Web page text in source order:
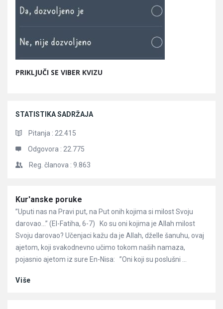
PRIKLJUČI SE VIBER KVIZU
STATISTIKA SADRŽAJA
Pitanja : 22.415
Odgovora : 22.775
Reg. članova : 9.863
Članci
Kur'anske poruke
”Uputi nas na Pravi put, na Put onih kojima si milost Svoju
darovao…” (El-Fatiha, 6-7) Ko su oni kojima je Allah milost
Svoju darovao? Učenjaci kažu da je Allah, dželle šanuhu, ovaj
ajetom, koji svakodnevno učimo tokom naših namaza,
pojasnio ajetom iz sure En-Nisa: ”Oni koji su poslušni ...
Više